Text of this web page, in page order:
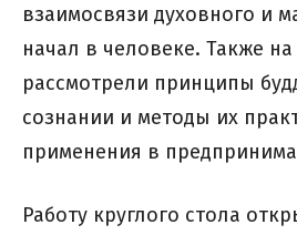
взаимосвязи духовного и
начал в человеке. Также
рассмотрели принципы
сознании и методы их
применения в
Работу круглого стола